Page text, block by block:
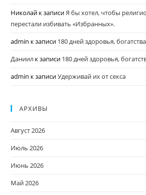
Николай к записиЯ бы хотел, чтобы
перестали избивать «Избранных».
admin к записи 180 дней здоровья,
Даниил к записи 180 дней здоровья,
admin к записиУдерживай их от секса
АРХИВЫ
Август 2026
Июль 2026
Июнь 2026
Май 2026